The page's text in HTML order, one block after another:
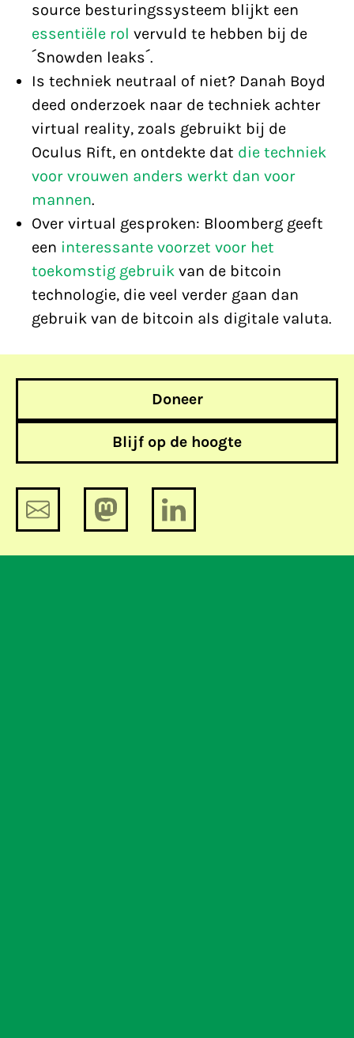
source besturingssysteem blijkt een
essentiële rol vervuld te hebben bij de
´Snowden leaks´.
Is techniek neutraal of niet? Danah Boyd
deed onderzoek naar de techniek achter
virtual reality, zoals gebruikt bij de
Oculus Rift, en ontdekte dat die techniek
voor vrouwen anders werkt dan voor
mannen.
Over virtual gesproken: Bloomberg geeft
een interessante voorzet voor het
toekomstig gebruik van de bitcoin
technologie, die veel verder gaan dan
gebruik van de bitcoin als digitale valuta.
Doneer
Blijf op de hoogte